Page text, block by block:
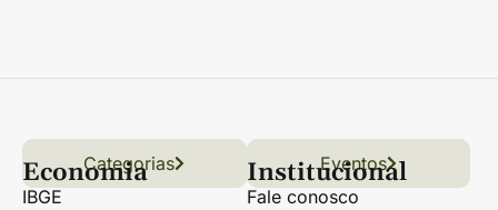
Links úteis
Conteúdo Grãos
Florestas Hortifrúti
Categorias Eventos
Economia
IBGE
Institucional
Fale conosco